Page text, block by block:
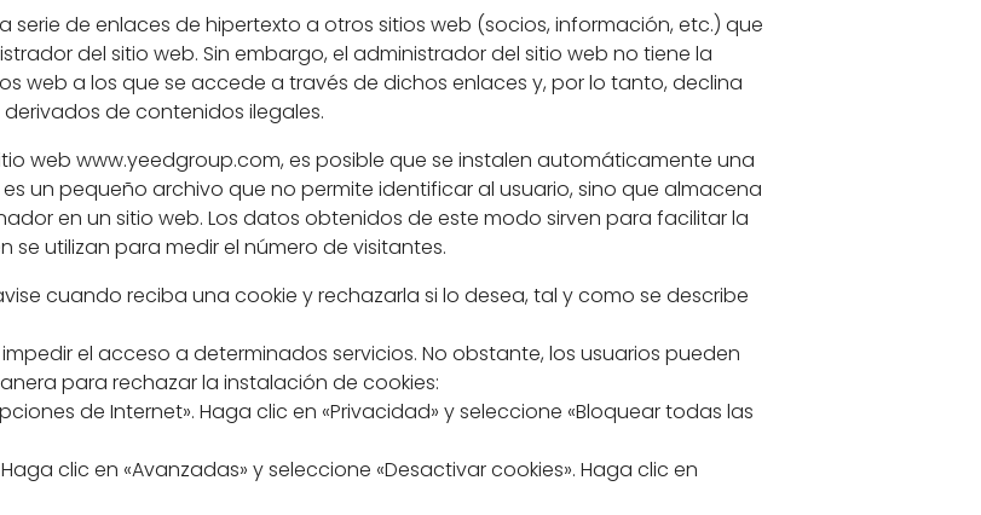
serie de enlaces de hipertexto a otros sitios web (socios, información, etc.) que
del sitio web. Sin embargo, el administrador del sitio web no tiene la
web a los que se accede a través de dichos enlaces y, por lo tanto, declina
de contenidos ilegales.
web www.yeedgroup.com, es posible que se instalen automáticamente una
un pequeño archivo que no permite identificar al usuario, sino que almacena
en un sitio web. Los datos obtenidos de este modo sirven para facilitar la
utilizan para medir el número de visitantes.
cuando reciba una cookie y rechazarla si lo desea, tal y como se describe
el acceso a determinados servicios. No obstante, los usuarios pueden
para rechazar la instalación de cookies:
de Internet». Haga clic en «Privacidad» y seleccione «Bloquear todas las
clic en «Avanzadas» y seleccione «Desactivar cookies». Haga clic en